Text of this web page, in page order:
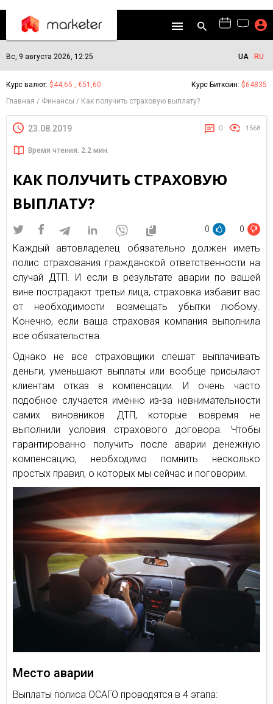
Вс, 9 августа 2026, 12:25 UA RU
Курс валют: $44,65 , €51,60 Курс Биткоин: $64835
Главная
Финансы Как получить страховую выплату?
23.08.2019 0 1568
Время чтения: 2.2 мин.
КАК ПОЛУЧИТЬ СТРАХОВУЮ
ВЫПЛАТУ?
0 0
Каждый автовладелец обязательно должен иметь
полис страхования гражданской ответственности на
случай ДТП. И если в результате аварии по вашей
вине пострадают третьи лица, страховка избавит вас
от необходимости возмещать убытки любому.
Конечно, если ваша страховая компания выполнила
все обязательства.
Однако не все страховщики спешат выплачивать
деньги, уменьшают выплаты или вообще присылают
клиентам отказ в компенсации. И очень часто
подобное случается именно из-за невнимательности
самих виновников ДТП, которые вовремя не
выполнили условия страхового договора. Чтобы
гарантированно получить после аварии денежную
компенсацию, необходимо помнить несколько
простых правил, о которых мы сейчас и поговорим.
Место аварии
Выплаты полиса ОСАГО проводятся в 4 этапа: